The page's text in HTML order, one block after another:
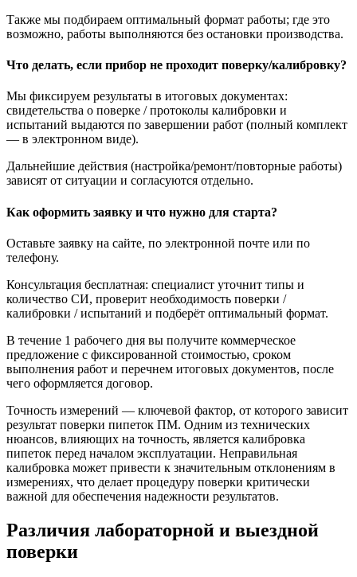
Также мы подбираем оптимальный формат работы; где это
возможно, работы выполняются без остановки производства.
Что делать, если прибор не проходит поверку/калибровку?
Мы фиксируем результаты в итоговых документах:
свидетельства о поверке / протоколы калибровки и
испытаний выдаются по завершении работ (полный комплект
— в электронном виде).
Дальнейшие действия (настройка/ремонт/повторные работы)
зависят от ситуации и согласуются отдельно.
Как оформить заявку и что нужно для старта?
Оставьте заявку на сайте, по электронной почте или по
телефону.
Консультация бесплатная: специалист уточнит типы и
количество СИ, проверит необходимость поверки /
калибровки / испытаний и подберёт оптимальный формат.
В течение 1 рабочего дня вы получите коммерческое
предложение с фиксированной стоимостью, сроком
выполнения работ и перечнем итоговых документов, после
чего оформляется договор.
Точность измерений — ключевой фактор, от которого зависит
результат поверки пипеток ПМ. Одним из технических
нюансов, влияющих на точность, является калибровка
пипеток перед началом эксплуатации. Неправильная
калибровка может привести к значительным отклонениям в
измерениях, что делает процедуру поверки критически
важной для обеспечения надежности результатов.
Различия лабораторной и выездной
поверки